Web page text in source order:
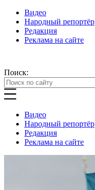
Видео
Народный репортёр
Редакция
Реклама на сайте
Поиск:
Видео
Народный репортёр
Редакция
Реклама на сайте